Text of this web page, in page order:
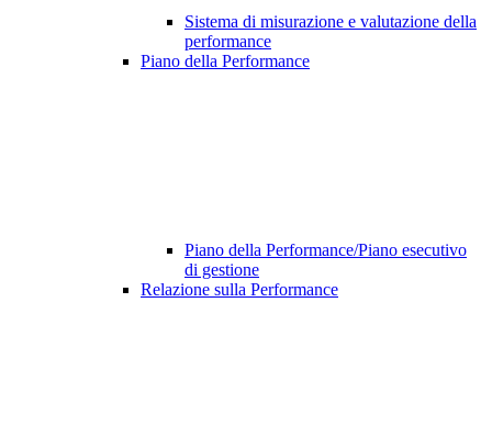
Sistema di misurazione e valutazione della
performance
Piano della Performance
Piano della Performance/Piano esecutivo
di gestione
Relazione sulla Performance